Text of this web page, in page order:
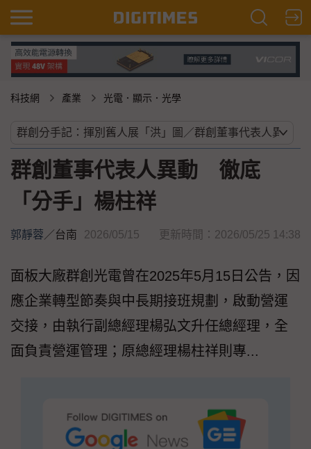
科技網 產業 光電．顯示．光學
群創董事代表人異動 徹底
「分手」楊柱祥
郭靜蓉／台南 2026/05/15 更新時間：2026/05/25 14:38
面板大廠群創光電曾在2025年5月15日公告，因
應企業轉型節奏與中長期接班規劃，啟動營運
交接，由執行副總經理楊弘文升任總經理，全
面負責營運管理；原總經理楊柱祥則專...